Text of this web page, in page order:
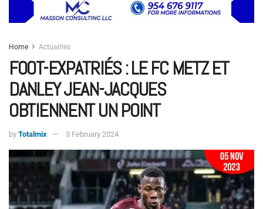
Home Actualités
FOOT-EXPATRIÉS : LE FC METZ ET
DANLEY JEAN-JACQUES
OBTIENNENT UN POINT
by Totalmix 3 February 2024